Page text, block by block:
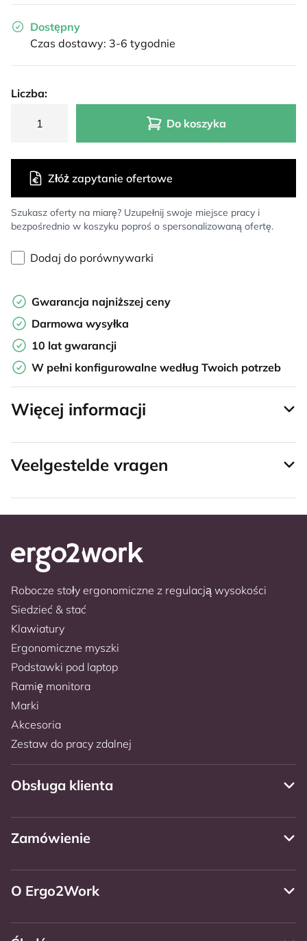
Dostępny
Czas dostawy: 3-6 tygodnie
Liczba:
Do koszyka
Szukasz oferty na miarę? Uzupełnij swoje miejsce pracy i
bezpośrednio w koszyku poproś o spersonalizowaną ofertę.
Złóż zapytanie ofertowe
Dodaj do porównywarki
Gwarancja najniższej ceny
Darmowa wysyłka
10 lat gwarancji
W pełni konfigurowalne według Twoich potrzeb
Więcej informacji
Veelgestelde vragen
Robocze stoły ergonomiczne z regulacją wysokości
Siedzieć & stać
Klawiatury
Ergonomiczne myszki
Podstawki pod laptop
Ramię monitora
Marki
Akcesoria
Zestaw do pracy zdalnej
Obsługa klienta
Zamówienie
O Ergo2Work